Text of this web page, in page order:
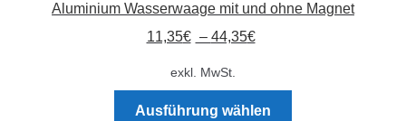
Optionen
Aluminium Wasserwaage mit und ohne Magnet
11,35€ – 44,35€
exkl. MwSt.
Ausführung wählen